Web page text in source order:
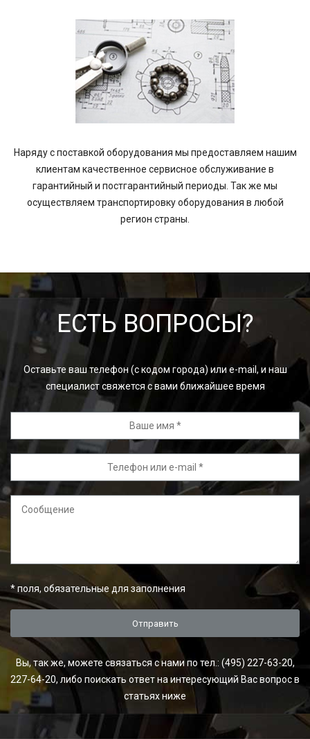
Наряду с поставкой оборудования мы предоставляем нашим
клиентам качественное сервисное обслуживание в
гарантийный и постгарантийный периоды. Так же мы
осуществляем транспортировку оборудования в любой
регион страны.
ЕСТЬ ВОПРОСЫ?
Оставьте ваш телефон (с кодом города) или e-mail, и наш
специалист свяжется с вами ближайшее время
*поля, обязательные для заполнения
Вы, так же, можете связаться с нами по тел.: (495) 227-63-20,
227-64-20, либо поискать ответ на интересующий Вас вопрос в
статьях ниже